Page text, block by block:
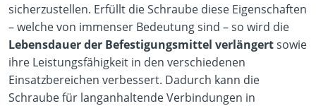
sicherzustellen. Erfüllt die Schraube diese Eigenschaften
– welche von immenser Bedeutung sind – so wird die
Lebensdauer der Befestigungsmittel verlängertsowie
ihre Leistungsfähigkeit in den verschiedenen
Einsatzbereichen verbessert. Dadurch kann die
Schraube für langanhaltende Verbindungen in